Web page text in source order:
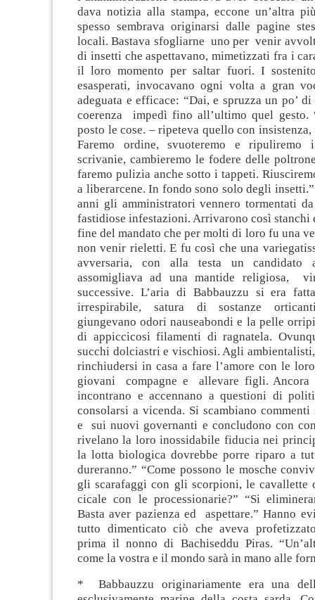
dava notizia alla stampa, eccone un’altra
spesso sembrava originarsi dalle pagine
locali. Bastava sfogliarne uno per venir
di insetti che aspettavano, mimetizzati fra i
il loro momento per saltar fuori. I
esasperati, invocavano ogni volta a gran
adeguata e efficace: “Dai, e spruzza un po’
coerenza impedì fino all’ultimo quel gesto.
posto le cose. – ripeteva quello con
Faremo ordine, svuoteremo e ripuliremo
scrivanie, cambieremo le fodere delle
faremo pulizia anche sotto i tappeti.
a liberarcene. In fondo sono solo degli
anni gli amministratori vennero tormentati
fastidiose infestazioni. Arrivarono così stanchi
fine del mandato che per molti di loro fu una
non venir rieletti. E fu così che una
avversaria, con alla testa un candidato
assomigliava ad una mantide religiosa,
successive. L’aria di Babbauzzu si era
irrespirabile, satura di sostanze
giungevano odori nauseabondi e la pelle
di appiccicosi filamenti di ragnatela.
succhi dolciastri e vischiosi. Agli
rinchiudersi in casa a fare l’amore con le
giovani compagne e allevare figli. Ancora
incontrano e accennano a questioni di
consolarsi a vicenda. Si scambiano
e sui nuovi governanti e concludono con
rivelano la loro inossidabile fiducia nei
la lotta biologica dovrebbe porre riparo a
dureranno.” “Come possono le mosche
gli scarafaggi con gli scorpioni, le cavallette
cicale con le processionarie?” “Si
Basta aver pazienza ed aspettare.” Hanno
tutto dimenticato ciò che aveva
prima il nonno di Bachiseddu Piras.
come la vostra e il mondo sarà in mano alle
* Babbauzzu originariamente era una